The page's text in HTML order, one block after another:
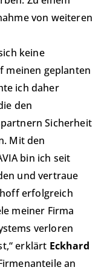
von weiteren
keine
meinen geplanten
ich daher
den
Sicherheit
Mit den
bin ich seit
und vertraue
erfolgreich
meiner Firma
verloren
erklärt Eckhard
an